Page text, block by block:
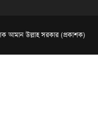
আমান উল্লাহ সরকার (প্রকাশক)